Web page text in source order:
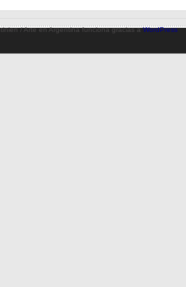
/ Arte en Argentina funciona gracias aWordPress